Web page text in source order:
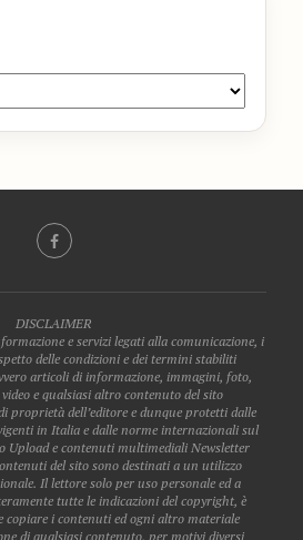
DISCLAIMER
e servizi legati alla comunicazione, i
delle condizioni e dei termini stabiliti
articoli di informazione, immagini, foto,
e qualsiasi altro contenuto del sito
proprietà dell’editore e dunque protetti dalle
in Italia e dalle norme internazionali sul
Upload e contenuti multimediali Newsletter
del sito sono destinati a un utilizzo
Il lettore solo per uso personale ed a
tutte le indicazioni del copyright, è
copiare i contenuti ed ogni altro materiale
di qualsiasi contenuto, per motivi diversi